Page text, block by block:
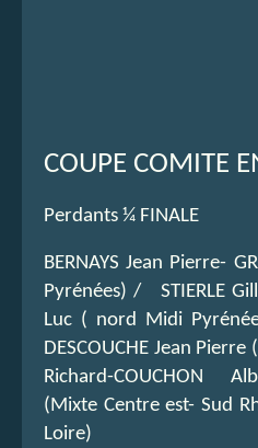
COUPE COMITE
Perdants ¼ FINALE
BERNAYS Jean Pierre-
Pyrénées) / STIERLE
Luc ( nord Midi
DESCOUCHE Jean
Richard-COUCHON
(Mixte Centre est- Sud
Loire)